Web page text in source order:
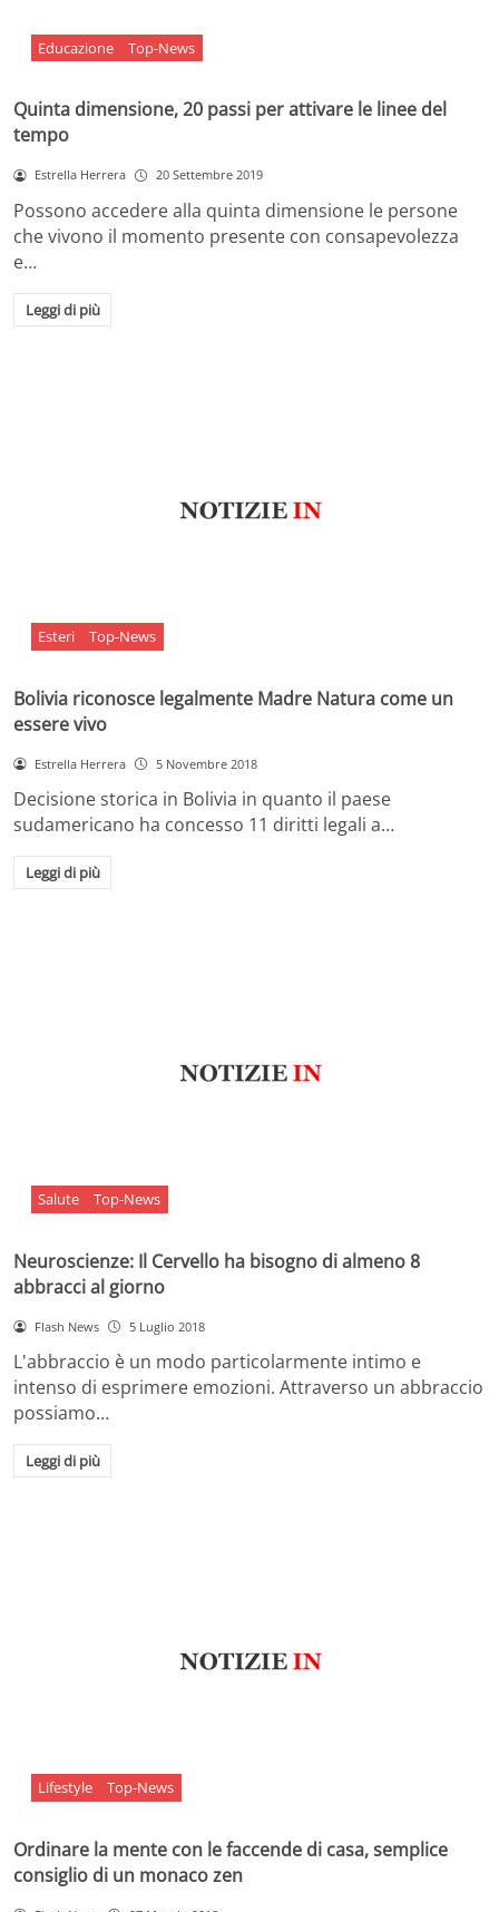
Educazione Top-News
Quinta dimensione, 20 passi per attivare le linee del
tempo
Estrella Herrera 20 Settembre 2019
Possono accedere alla quinta dimensione le persone
che vivono il momento presente con consapevolezza
e…
Leggi di più
Esteri Top-News
Bolivia riconosce legalmente Madre Natura come un
essere vivo
Estrella Herrera 5 Novembre 2018
Decisione storica in Bolivia in quanto il paese
sudamericano ha concesso 11 diritti legali a…
Leggi di più
Salute Top-News
Neuroscienze: Il Cervello ha bisogno di almeno 8
abbracci al giorno
Flash News 5 Luglio 2018
L'abbraccio è un modo particolarmente intimo e
intenso di esprimere emozioni. Attraverso un abbraccio
possiamo…
Leggi di più
Lifestyle Top-News
Ordinare la mente con le faccende di casa, semplice
consiglio di un monaco zen